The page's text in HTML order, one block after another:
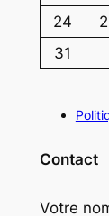
24
31
Contact
Votre